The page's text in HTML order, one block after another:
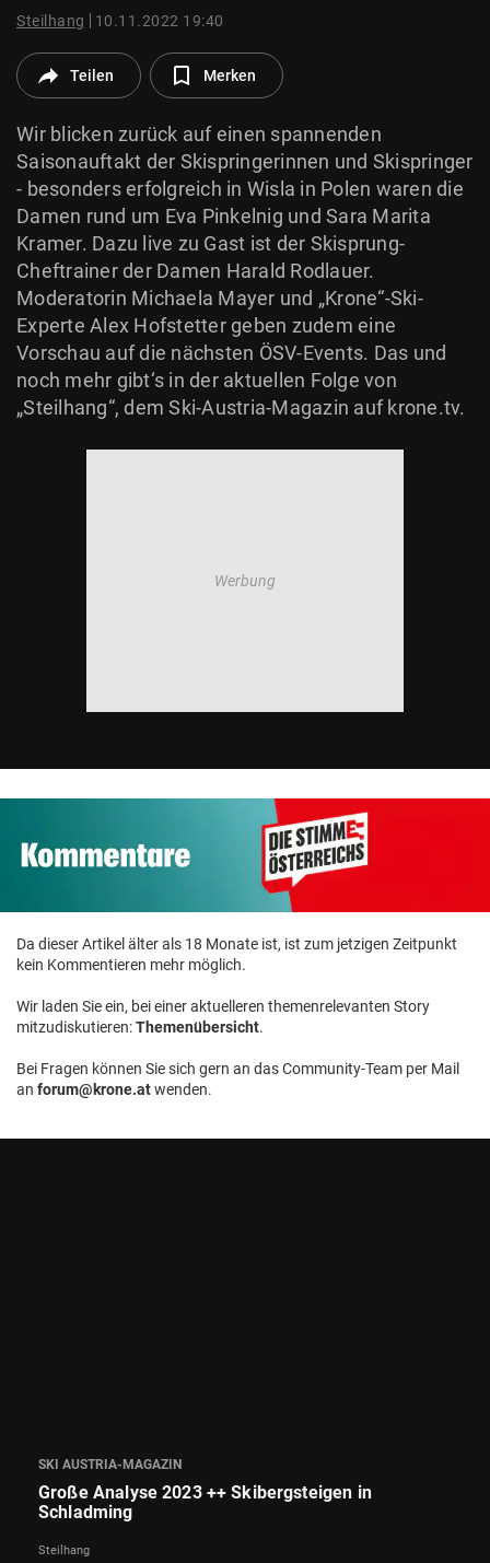
© Krone Multimedia GmbH & Co KG 2026
Steilhang 10.11.2022 19:40
Teilen Merken
Wir blicken zurück auf einen spannenden
Saisonauftakt der Skispringerinnen und Skispringer
- besonders erfolgreich in Wisla in Polen waren die
Damen rund um Eva Pinkelnig und Sara Marita
Kramer. Dazu live zu Gast ist der Skisprung-
Cheftrainer der Damen Harald Rodlauer.
Moderatorin Michaela Mayer und „Krone“-Ski-
Experte Alex Hofstetter geben zudem eine
Vorschau auf die nächsten ÖSV-Events. Das und
noch mehr gibt‘s in der aktuellen Folge von
„Steilhang“, dem Ski-Austria-Magazin auf krone.tv.
Da dieser Artikel älter als 18 Monate ist, ist zum jetzigen Zeitpunkt
kein Kommentieren mehr möglich.
Wir laden Sie ein, bei einer aktuelleren themenrelevanten Story
mitzudiskutieren:Themenübersicht.
Bei Fragen können Sie sich gern an das Community-Team per Mail
an forum@krone.atwenden.
SKI AUSTRIA-MAGAZIN
Große Analyse 2023 ++ Skibergsteigen in
Schladming
Steilhang